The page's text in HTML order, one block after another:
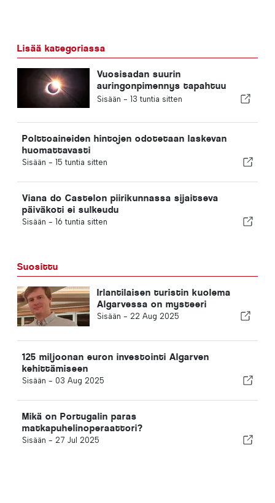
Lisää kategoriassa
Vuosisadan suurin
auringonpimennys tapahtuu
Portugalissa
Sisään - 13 tuntia sitten
Polttoaineiden hintojen odotetaan laskevan
huomattavasti
Sisään - 15 tuntia sitten
Viana do Castelon piirikunnassa sijaitseva
päiväkoti ei sulkeudu
Sisään - 16 tuntia sitten
Suosittu
Irlantilaisen turistin kuolema
Algarvessa on mysteeri
Sisään - 22 Aug 2025
125 miljoonan euron investointi Algarven
kehittämiseen
Sisään - 03 Aug 2025
Mikä on Portugalin paras
matkapuhelinoperaattori?
Sisään - 27 Jul 2025